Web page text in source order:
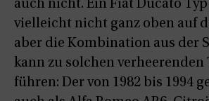
auch nicht. Ein Fiat Ducato
vielleicht nicht ganz oben auf
aber die Kombination aus der
kann zu solchen verheerenden
führen: Der von 1982 bis 1994